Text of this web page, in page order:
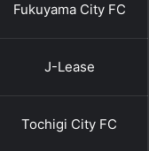
Fukuyama City FC
J-Lease
Tochigi City FC